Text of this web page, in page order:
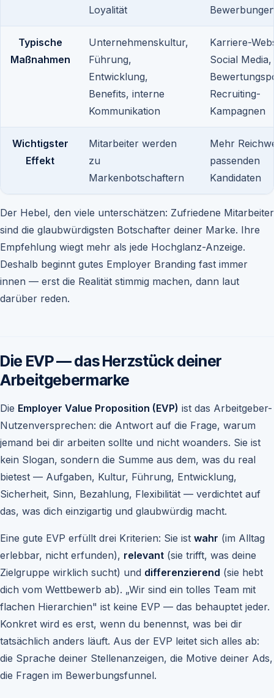
Loyalität
Typische
Maßnahmen
Unternehmenskultur,
Führung,
Entwicklung,
Benefits, interne
Kommunikation
Karriere-
Social Media,
Recruiting-
Kampagnen
Wichtigster
Effekt
Mitarbeiter werden
zu
Markenbotschaftern
Mehr
passenden
Kandidaten
Der Hebel, den viele unterschätzen: Zufriedene Mitarbeiter
sind die glaubwürdigsten Botschafter deiner Marke. Ihre
Empfehlung wiegt mehr als jede Hochglanz-Anzeige.
Deshalb beginnt gutes Employer Branding fast immer
innen — erst die Realität stimmig machen, dann laut
darüber reden.
Die EVP — das Herzstück deiner
Arbeitgebermarke
Die Employer Value Proposition (EVP) ist das Arbeitgeber-
Nutzenversprechen: die Antwort auf die Frage, warum
jemand bei dir arbeiten sollte und nicht woanders. Sie ist
kein Slogan, sondern die Summe aus dem, was du real
bietest — Aufgaben, Kultur, Führung, Entwicklung,
Sicherheit, Sinn, Bezahlung, Flexibilität — verdichtet auf
das, was dich einzigartig und glaubwürdig macht.
Eine gute EVP erfüllt drei Kriterien: Sie ist wahr (im Alltag
erlebbar, nicht erfunden), relevant (sie trifft, was deine
Zielgruppe wirklich sucht) und differenzierend (sie hebt
dich vom Wettbewerb ab). „Wir sind ein tolles Team mit
flachen Hierarchien" ist keine EVP — das behauptet jeder.
Konkret wird es erst, wenn du benennst, was bei dir
tatsächlich anders läuft. Aus der EVP leitet sich alles ab:
die Sprache deiner Stellenanzeigen, die Motive deiner Ads,
die Fragen im Bewerbungsfunnel.